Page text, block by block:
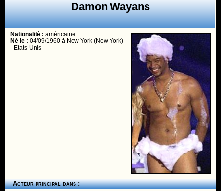
Damon Wayans
Nationalité :américaine
Né le :04/09/1960à New York (New York)
- Etats-Unis
Acteur principal dans :